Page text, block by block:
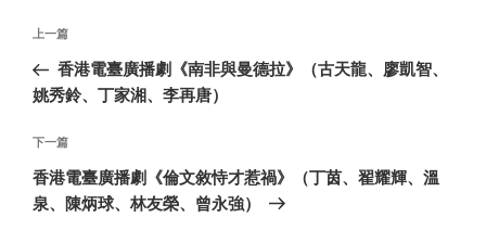
文
导
航
上
一
篇
章
上一篇
香港電臺廣播劇《南非與曼德拉》（古天龍、廖凱智、
姚秀鈴、丁家湘、李再唐）
下
一
篇
下一篇
香港電臺廣播劇《倫文敘恃才惹禍》（丁茵、翟耀輝、溫
泉、陳炳球、林友榮、曾永強）